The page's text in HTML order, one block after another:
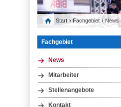
Start › Fachgebiet ›News
Fachgebiet
News
Mitarbeiter
Stellenangebote
Kontakt